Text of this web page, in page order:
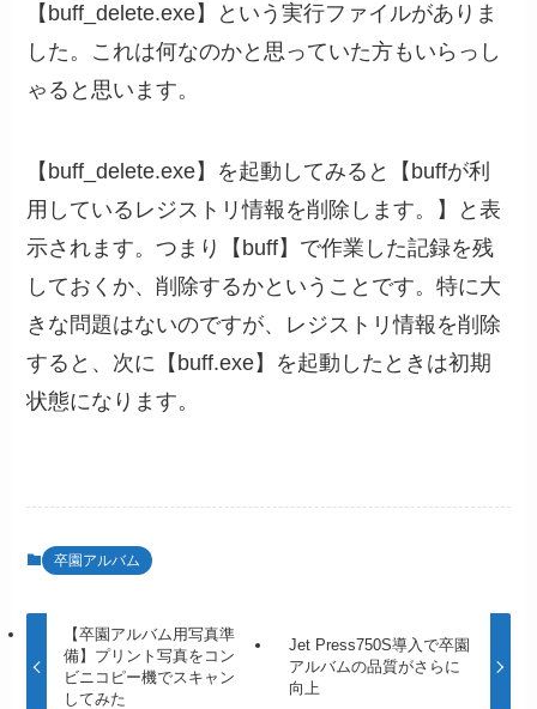
【buff_delete.exe】という実行ファイルがありま
した。これは何なのかと思っていた方もいらっし
ゃると思います。
【buff_delete.exe】を起動してみると【buffが利
用しているレジストリ情報を削除します。】と表
示されます。つまり【buff】で作業した記録を残
しておくか、削除するかということです。特に大
きな問題はないのですが、レジストリ情報を削除
すると、次に【buff.exe】を起動したときは初期
状態になります。
卒園アルバム
【卒園アルバム用写真準
備】プリント写真をコン
ビニコピー機でスキャン
してみた
Jet Press750S導入で卒園
アルバムの品質がさらに
向上